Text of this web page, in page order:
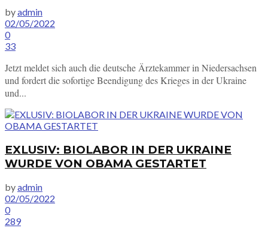
byadmin
02/05/2022
0
33
Jetzt meldet sich auch die deutsche Ärztekammer in Niedersachsen
und fordert die sofortige Beendigung des Krieges in der Ukraine
und...
EXLUSIV: BIOLABOR IN DER UKRAINE
WURDE VON OBAMA GESTARTET
byadmin
02/05/2022
0
289